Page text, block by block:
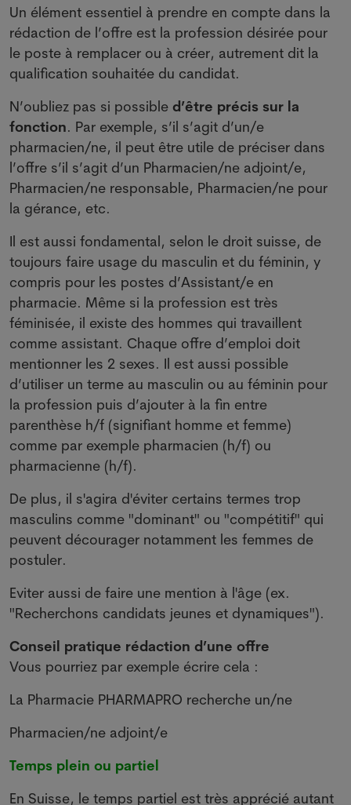
Un élément essentiel à prendre en compte dans la
rédaction de l’offre est la profession désirée pour
le poste à remplacer ou à créer, autrement dit la
qualification souhaitée du candidat.
N’oubliez pas si possible d’être précis sur la
fonction. Par exemple, s’il s’agit d’un/e
pharmacien/ne, il peut être utile de préciser dans
l’offre s’il s’agit d’un Pharmacien/ne adjoint/e,
Pharmacien/ne responsable, Pharmacien/ne pour
la gérance, etc.
Il est aussi fondamental, selon le droit suisse, de
toujours faire usage du masculin et du féminin, y
compris pour les postes d’Assistant/e en
pharmacie. Même si la profession est très
féminisée, il existe des hommes qui travaillent
comme assistant. Chaque offre d’emploi doit
mentionner les 2 sexes. Il est aussi possible
d’utiliser un terme au masculin ou au féminin pour
la profession puis d’ajouter à la fin entre
parenthèse h/f (signifiant homme et femme)
comme par exemple pharmacien (h/f) ou
pharmacienne (h/f).
De plus, il s'agira d'éviter certains termes trop
masculins comme "dominant" ou "compétitif" qui
peuvent décourager notamment les femmes de
postuler.
Eviter aussi de faire une mention à l'âge (ex.
"Recherchons candidats jeunes et dynamiques").
Conseil pratique rédaction d’une offre
Vous pourriez par exemple écrire cela :
La Pharmacie PHARMAPRO recherche un/ne
Pharmacien/ne adjoint/e
Temps plein ou partiel
En Suisse, le temps partiel est très apprécié autant